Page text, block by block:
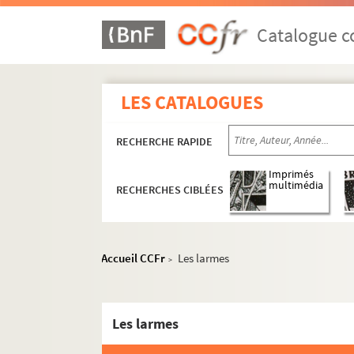
Catalogue
LES CATALOGUES
RECHERCHE RAPIDE
RECHERCHES CIBLÉES
Imprimés
multimédia
Accueil CCFr > Les larmes
Les larmes